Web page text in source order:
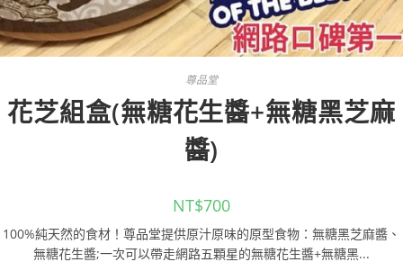
尊品堂
花芝組盒(無糖花生醬+無糖黑芝麻
醬)
NT$700
100%純天然的食材！尊品堂提供原汁原味的原型食物：無糖黑芝麻醬、
無糖花生醬;一次可以帶走網路五顆星的無糖花生醬+無糖黑...